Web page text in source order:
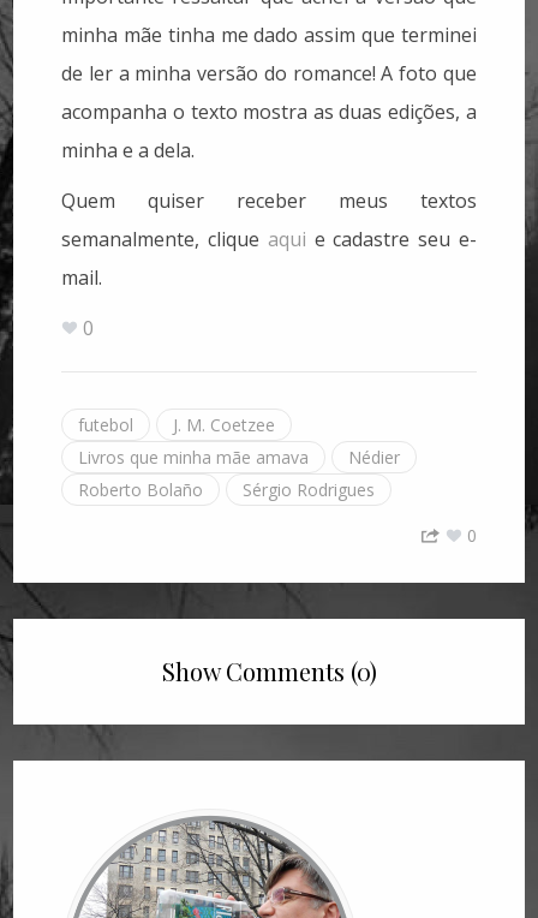
minha mãe tinha me dado assim que terminei
de ler a minha versão do romance! A foto que
acompanha o texto mostra as duas edições, a
minha e a dela.
Quem quiser receber meus textos
semanalmente, clique aqui e cadastre seu e-
mail.
0
futebol
J. M. Coetzee
Livros que minha mãe amava
Nédier
Roberto Bolaño
Sérgio Rodrigues
0
Show Comments (0)